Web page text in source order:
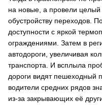
на новые, а провели
обустройству переходов.
доступности с яркой
ограждениями. Затем в
автодороги, увеличивая
транспорта. И всплыла
дороги видят пешеходный
водители средних рядов
из-за закрывающих её